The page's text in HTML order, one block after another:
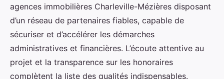
agences immobilières Charleville-Mézières disposant
d’un réseau de partenaires fiables, capable de
sécuriser et d’accélérer les démarches
administratives et financières. L’écoute attentive au
projet et la transparence sur les honoraires
complètent la liste des qualités indispensables.